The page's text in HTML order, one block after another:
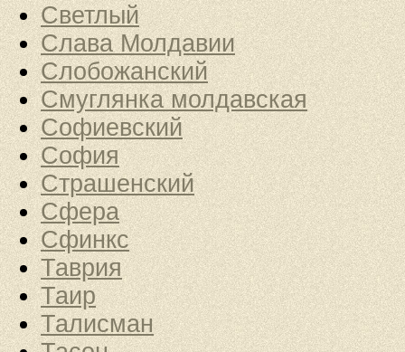
Светлый
Слава Молдавии
Слобожанский
Смуглянка молдавская
Софиевский
София
Страшенский
Сфера
Сфинкс
Таврия
Таир
Талисман